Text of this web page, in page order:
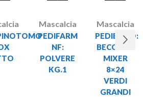
Mascalcia
PEDIFARM
NF:
POLVERE
KG.1
Mascalcia
PEDIBOND:
BECCUCCI
MIXER
8×24
VERDI
GRANDI